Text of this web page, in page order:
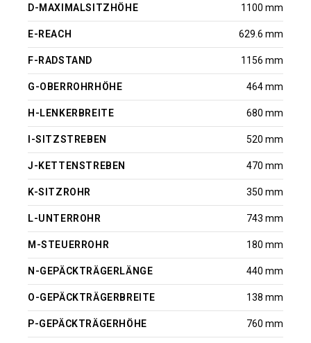
D-MAXIMALSITZHÖHE 1100 mm
E-REACH 629.6 mm
F-RADSTAND 1156 mm
G-OBERROHRHÖHE 464 mm
H-LENKERBREITE 680 mm
I-SITZSTREBEN 520 mm
J-KETTENSTREBEN 470 mm
K-SITZROHR 350 mm
L-UNTERROHR 743 mm
M-STEUERROHR 180 mm
N-GEPÄCKTRÄGERLÄNGE 440 mm
O-GEPÄCKTRÄGERBREITE 138 mm
P-GEPÄCKTRÄGERHÖHE 760 mm